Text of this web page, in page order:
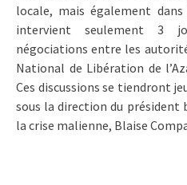
locale, mais également
intervient seulement 3
négociations entre les
National de Libération de
Ces discussions se tiendront
sous la direction du président
la crise malienne, Blaise